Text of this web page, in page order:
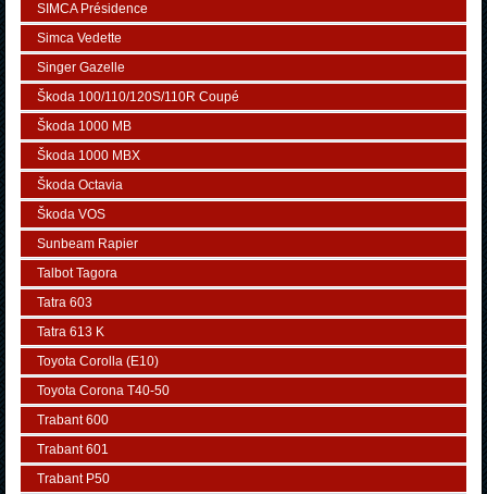
SIMCA Présidence
Simca Vedette
Singer Gazelle
Škoda 100/110/120S/110R Coupé
Škoda 1000 MB
Škoda 1000 MBX
Škoda Octavia
Škoda VOS
Sunbeam Rapier
Talbot Tagora
Tatra 603
Tatra 613 K
Toyota Corolla (E10)
Toyota Corona T40-50
Trabant 600
Trabant 601
Trabant P50